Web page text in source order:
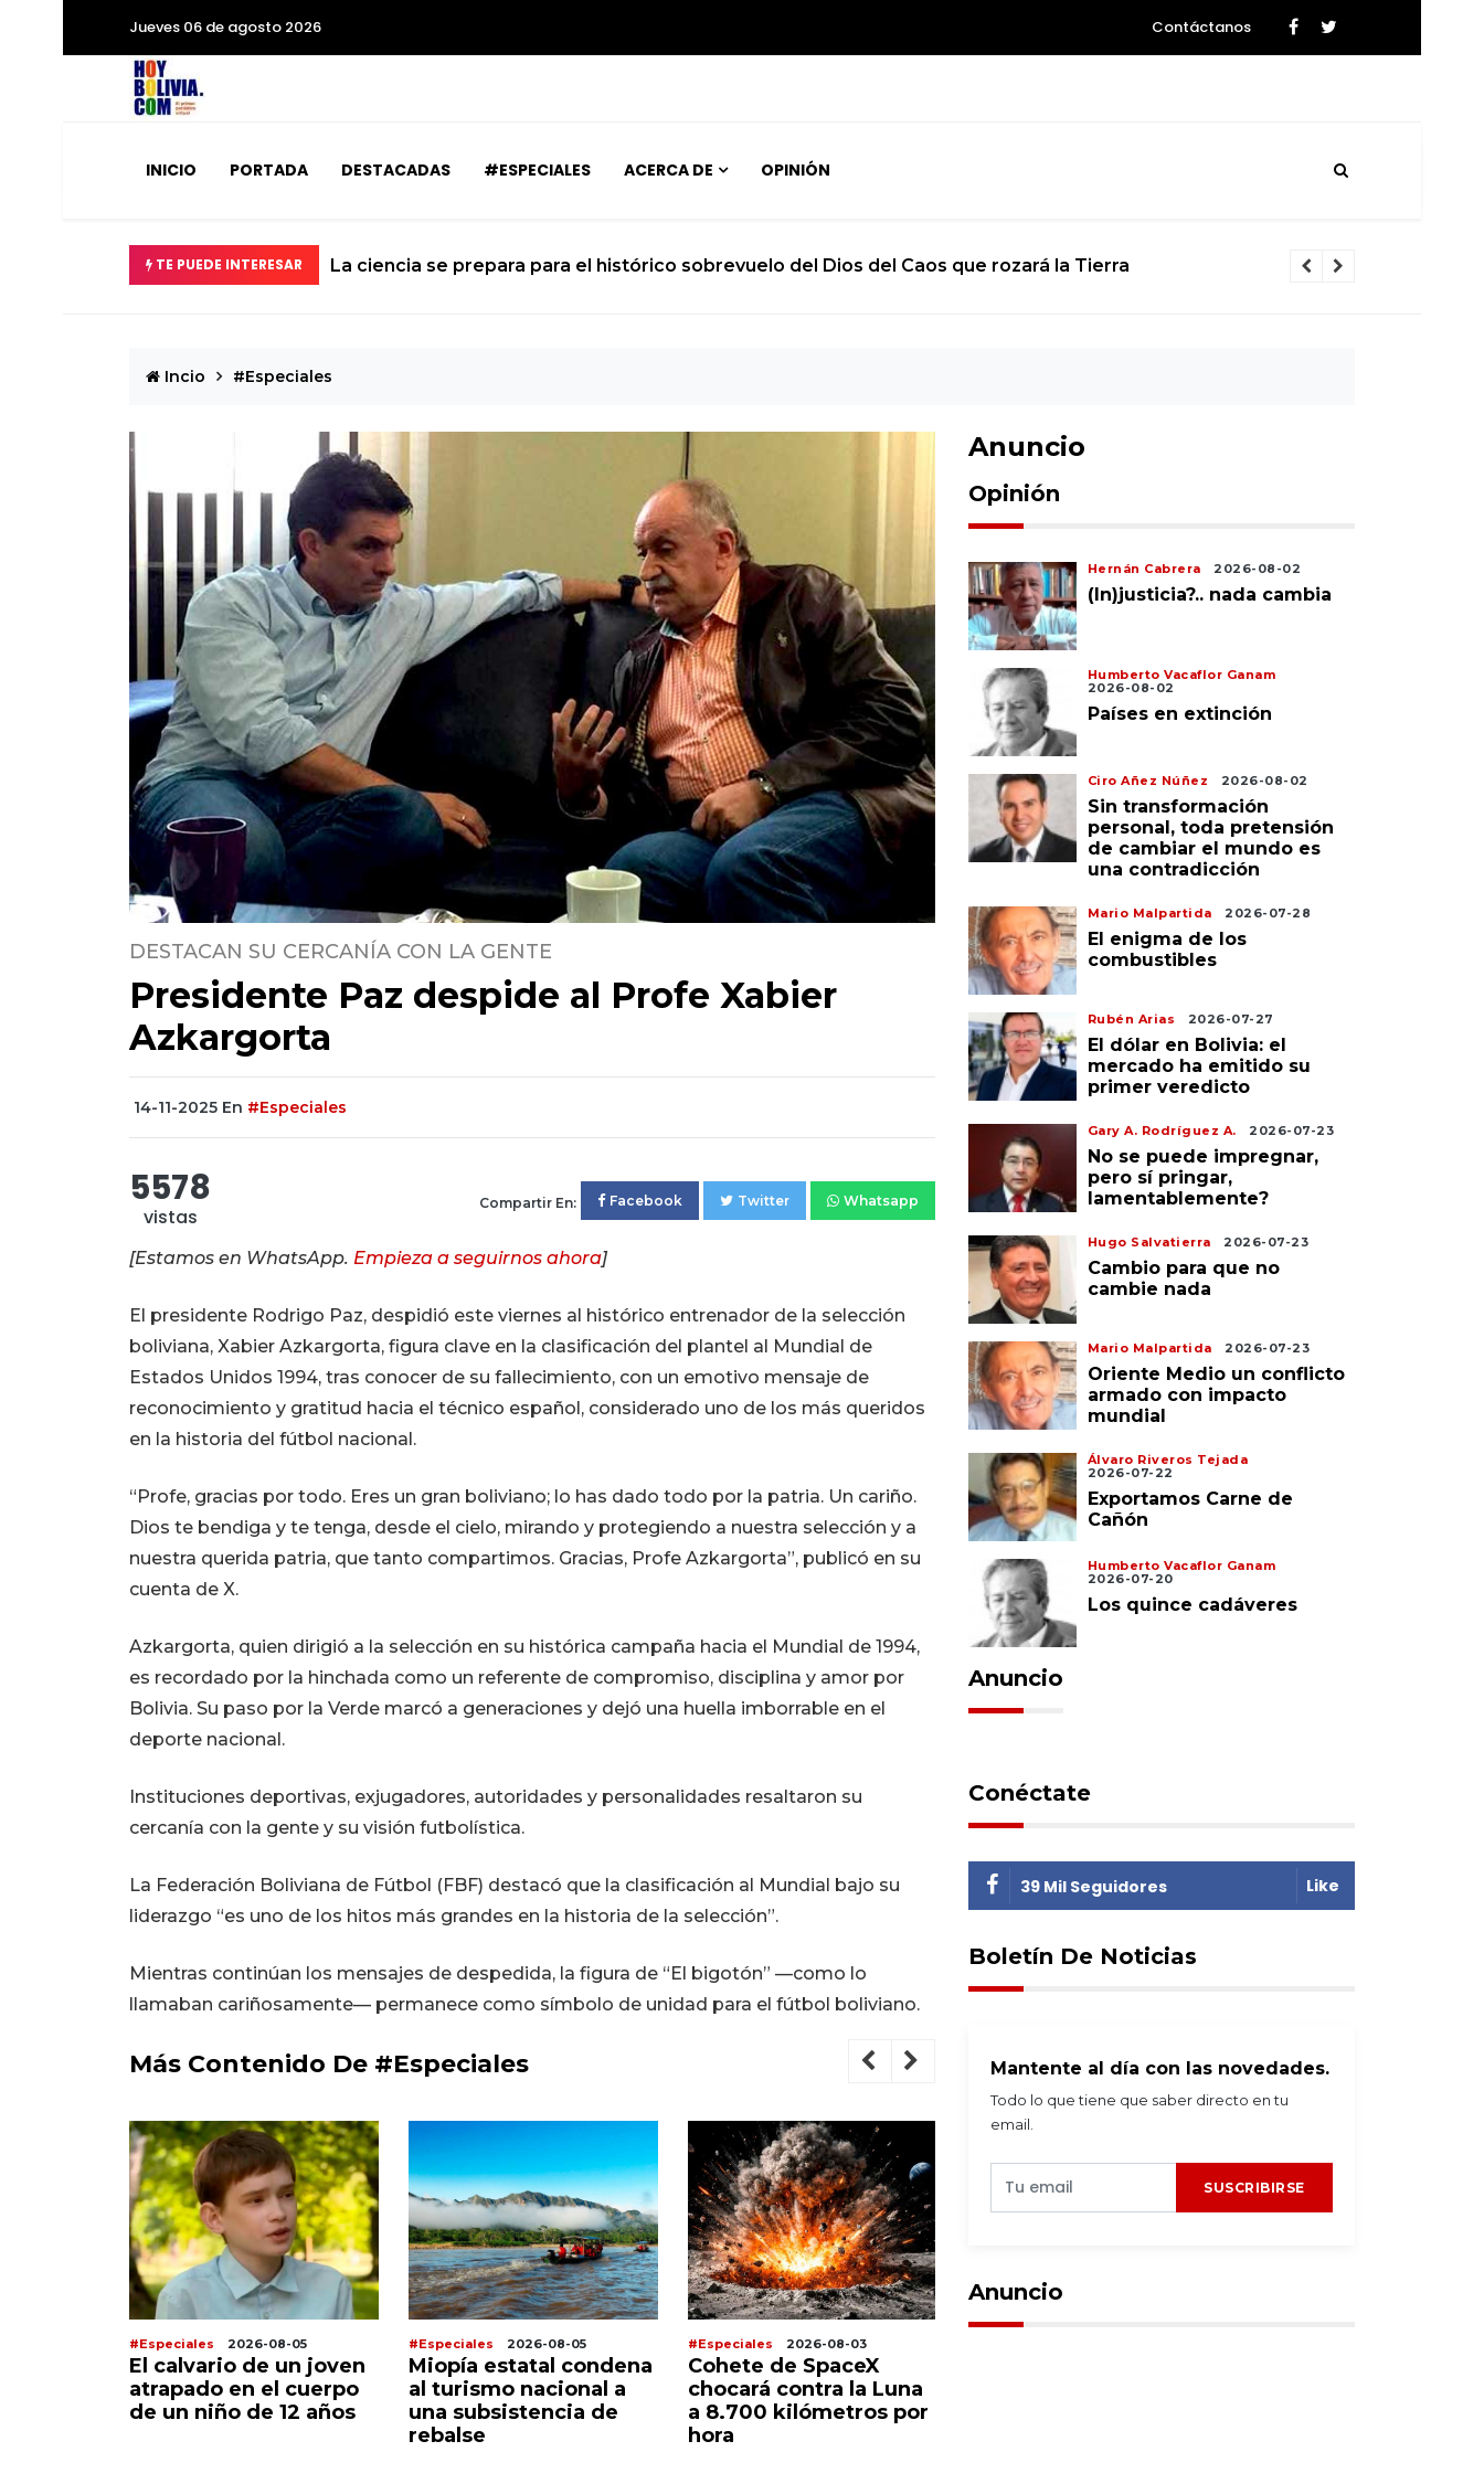
Jueves 06 de agosto 2026 Contáctanos
INICIO PORTADA DESTACADAS #ESPECIALES ACERCA DE OPINIÓN
TE PUEDE INTERESAR La ciencia se prepara para el histórico sobrevuelo del Dios del Caos que rozará la Tierra
Incio #Especiales
DESTACAN SU CERCANÍA CON LA GENTE
Presidente Paz despide al Profe Xabier
Azkargorta
14-11-2025 En #Especiales
5578
vistas
Compartir En: Facebook Twitter Whatsapp
[Estamos en WhatsApp. Empieza a seguirnos ahora]
El presidente Rodrigo Paz, despidió este viernes al histórico entrenador de la selección
boliviana, Xabier Azkargorta, figura clave en la clasificación del plantel al Mundial de
Estados Unidos 1994, tras conocer de su fallecimiento, con un emotivo mensaje de
reconocimiento y gratitud hacia el técnico español, considerado uno de los más queridos
en la historia del fútbol nacional.
“Profe, gracias por todo. Eres un gran boliviano; lo has dado todo por la patria. Un cariño.
Dios te bendiga y te tenga, desde el cielo, mirando y protegiendo a nuestra selección y a
nuestra querida patria, que tanto compartimos. Gracias, Profe Azkargorta”, publicó en su
cuenta de X.
Azkargorta, quien dirigió a la selección en su histórica campaña hacia el Mundial de 1994,
es recordado por la hinchada como un referente de compromiso, disciplina y amor por
Bolivia. Su paso por la Verde marcó a generaciones y dejó una huella imborrable en el
deporte nacional.
Instituciones deportivas, exjugadores, autoridades y personalidades resaltaron su
cercanía con la gente y su visión futbolística.
La Federación Boliviana de Fútbol (FBF) destacó que la clasificación al Mundial bajo su
liderazgo “es uno de los hitos más grandes en la historia de la selección”.
Mientras continúan los mensajes de despedida, la figura de “El bigotón” —como lo
llamaban cariñosamente— permanece como símbolo de unidad para el fútbol boliviano.
Más Contenido De #Especiales
#Especiales 2026-08-05
El calvario de un joven
atrapado en el cuerpo
de un niño de 12 años
#Especiales 2026-08-05
Miopía estatal condena
al turismo nacional a
una subsistencia de
rebalse
#Especiales 2026-08-03
Cohete de SpaceX
chocará contra la Luna
a 8.700 kilómetros por
hora
Anuncio
Opinión
Hernán Cabrera 2026-08-02
(In)justicia?.. nada cambia
Humberto Vacaflor Ganam
2026-08-02
Países en extinción
Ciro Añez Núñez 2026-08-02
Sin transformación
personal, toda pretensión
de cambiar el mundo es
una contradicción
Mario Malpartida 2026-07-28
El enigma de los
combustibles
Rubén Arias 2026-07-27
El dólar en Bolivia: el
mercado ha emitido su
primer veredicto
Gary A. Rodríguez A. 2026-07-23
No se puede impregnar,
pero sí pringar,
lamentablemente?
Hugo Salvatierra 2026-07-23
Cambio para que no
cambie nada
Mario Malpartida 2026-07-23
Oriente Medio un conflicto
armado con impacto
mundial
Álvaro Riveros Tejada
2026-07-22
Exportamos Carne de
Cañón
Humberto Vacaflor Ganam
2026-07-20
Los quince cadáveres
Anuncio
Conéctate
39 Mil Seguidores Like
Boletín De Noticias
Mantente al día con las novedades.
Todo lo que tiene que saber directo en tu
email.
SUSCRIBIRSE
Anuncio